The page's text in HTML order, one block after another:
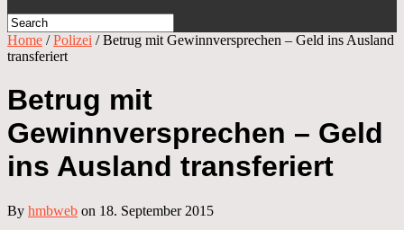
Home /Polizei /Betrug mit Gewinnversprechen – Geld ins Ausland
transferiert
Betrug mit
Gewinnversprechen – Geld
ins Ausland transferiert
By hmbweb on 18. September 2015